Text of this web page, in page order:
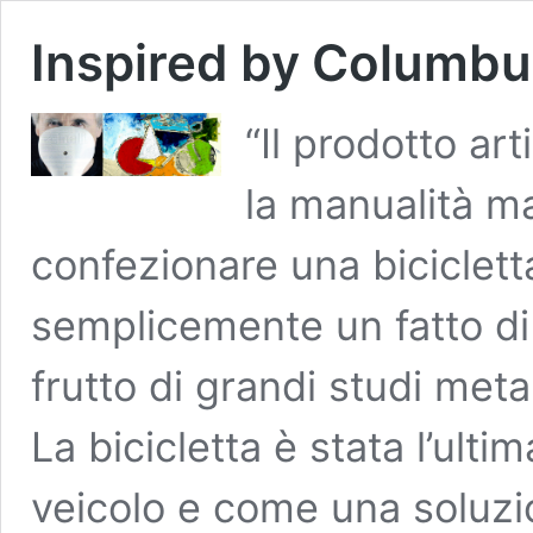
Inspired by
“Il prodotto
la manualità
confezionare una
semplicemente un fatto
frutto di grandi studi
La bicicletta è stata
veicolo e come una